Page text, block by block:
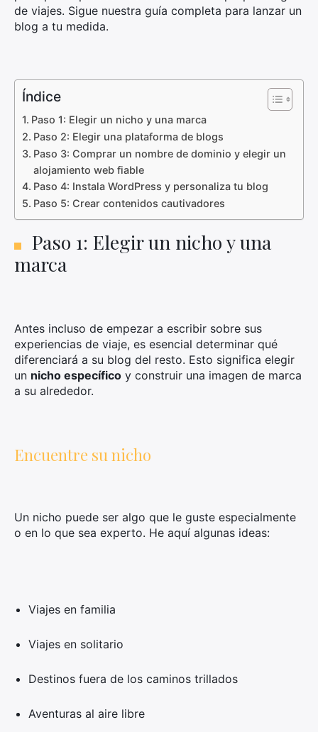
de viajes. Sigue nuestra guía completa para lanzar un
blog a tu medida.
Índice
Paso 1: Elegir un nicho y una marca
Paso 2: Elegir una plataforma de blogs
Paso 3: Comprar un nombre de dominio y elegir un
alojamiento web fiable
Paso 4: Instala WordPress y personaliza tu blog
Paso 5: Crear contenidos cautivadores
Paso 1: Elegir un nicho y una
marca
Antes incluso de empezar a escribir sobre sus
experiencias de viaje, es esencial determinar qué
diferenciará a su blog del resto. Esto significa elegir
un nicho específico y construir una imagen de marca
a su alrededor.
Encuentre su nicho
Un nicho puede ser algo que le guste especialmente
o en lo que sea experto. He aquí algunas ideas:
Viajes en familia
Viajes en solitario
Destinos fuera de los caminos trillados
Aventuras al aire libre